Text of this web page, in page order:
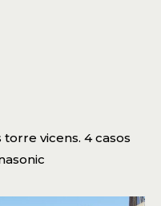
vicens. 4 casos